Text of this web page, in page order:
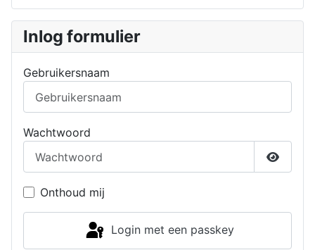
Inlog formulier
Gebruikersnaam
Wachtwoord
Toon
Onthoud mij
Login met een passkey